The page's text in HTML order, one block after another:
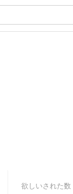
欲しいされた数